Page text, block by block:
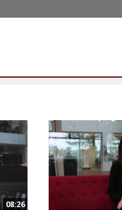
08:26